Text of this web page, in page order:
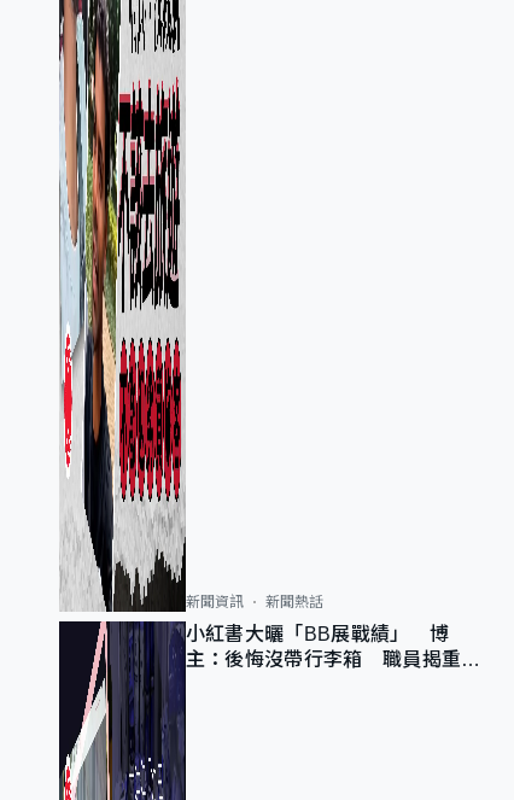
新聞資訊 新聞熱話
小紅書大曬「BB展戰績」 博
主：後悔沒帶行李箱 職員揭重複